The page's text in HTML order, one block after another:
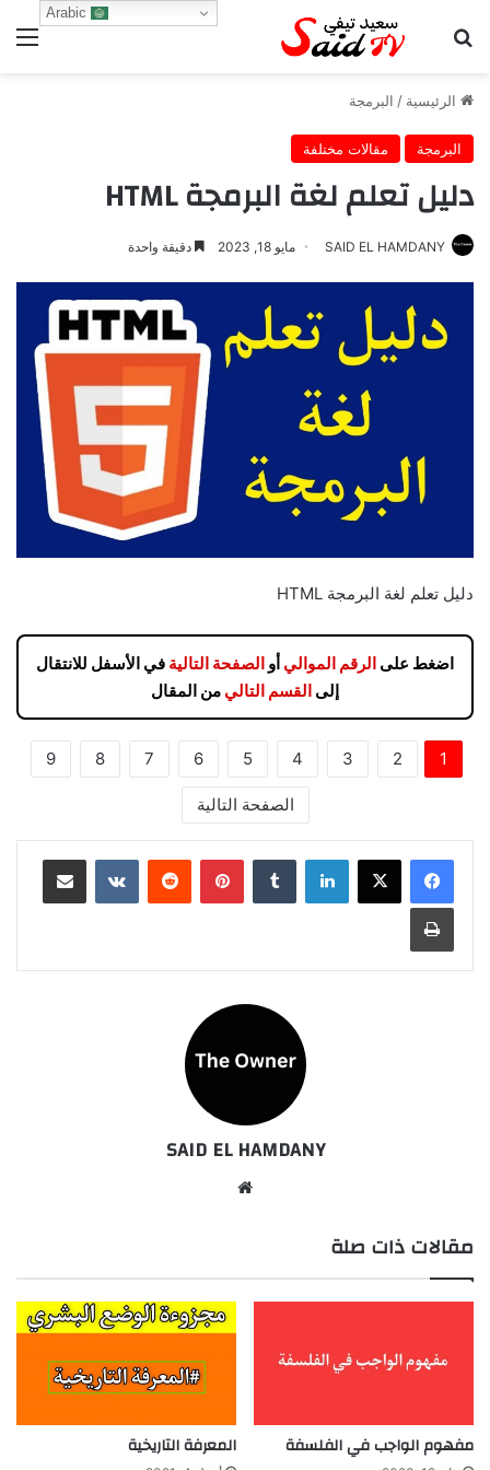
بحث عن
الرئيسية / البرمجة
البرمجة مقالات مختلفة
دليل تعلم لغة البرمجة HTML
SAID EL HAMDANY مايو 18, 2023 دقيقة واحدة
دليل تعلم لغة البرمجة HTML
اضغط على الرقم الموالي أو الصفحة التالية في الأسفل للانتقال
إلى القسم التالي من المقال
1
2
3
4
5
6
7
8
9
الصفحة التالية
لينكدإن بينتيريست مشاركة عبر البريد
طباعة
SAID EL HAMDANY
مقالات ذات صلة
مفهوم الواجب في الفلسفة المعرفة التاريخية